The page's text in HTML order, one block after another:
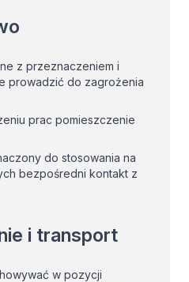
z przeznaczeniem i
prowadzić do zagrożenia
prac pomieszczenie
do stosowania na
bezpośredni kontakt z
i transport
w pozycji